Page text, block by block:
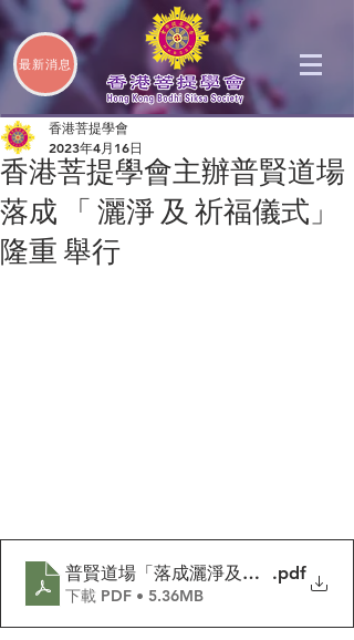
最新消息
香港菩提學會主辦普賢道場
落成 「 灑淨 及 祈福儀式」
隆重 舉行
香港菩提學會
2023年4月16日
普賢道場「落成灑淨及祈福儀式」隆
.pdf
下載 PDF • 5.36MB